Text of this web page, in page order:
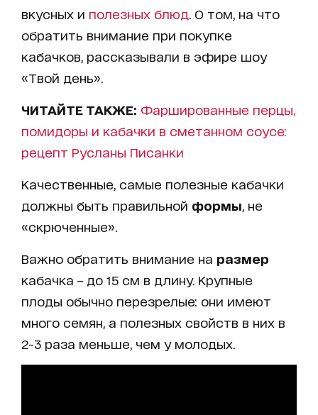
вкусных и полезных блюд . О том, на что
обратить внимание при покупке
кабачков, рассказывали в эфире шоу
«Твой день».
ЧИТАЙТЕ ТАКЖЕ: Фаршированные перцы,
помидоры и кабачки в сметанном соусе:
рецепт Русланы Писанки
Качественные, самые полезные кабачки
должны быть правильной формы , не
«скрюченные».
Важно обратить внимание на размер
кабачка – до 15 см в длину. Крупные
плоды обычно перезрелые: они имеют
много семян, а полезных свойств в них в
2-3 раза меньше, чем у молодых.